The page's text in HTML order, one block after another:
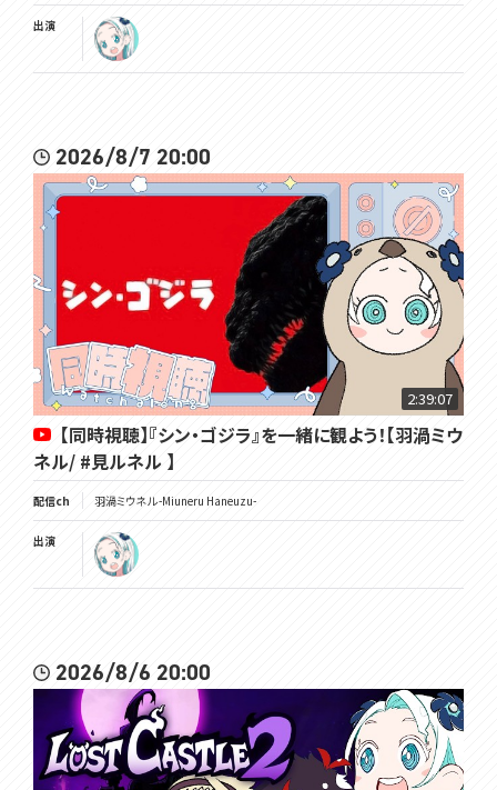
出演
2026/8/7 20:00
2:39:07
【同時視聴】『シン・ゴジラ』を一緒に観よう！【羽渦ミウ
ネル/ #見ルネル 】
配信ch 羽渦ミウネル -Miuneru Haneuzu-
出演
2026/8/6 20:00